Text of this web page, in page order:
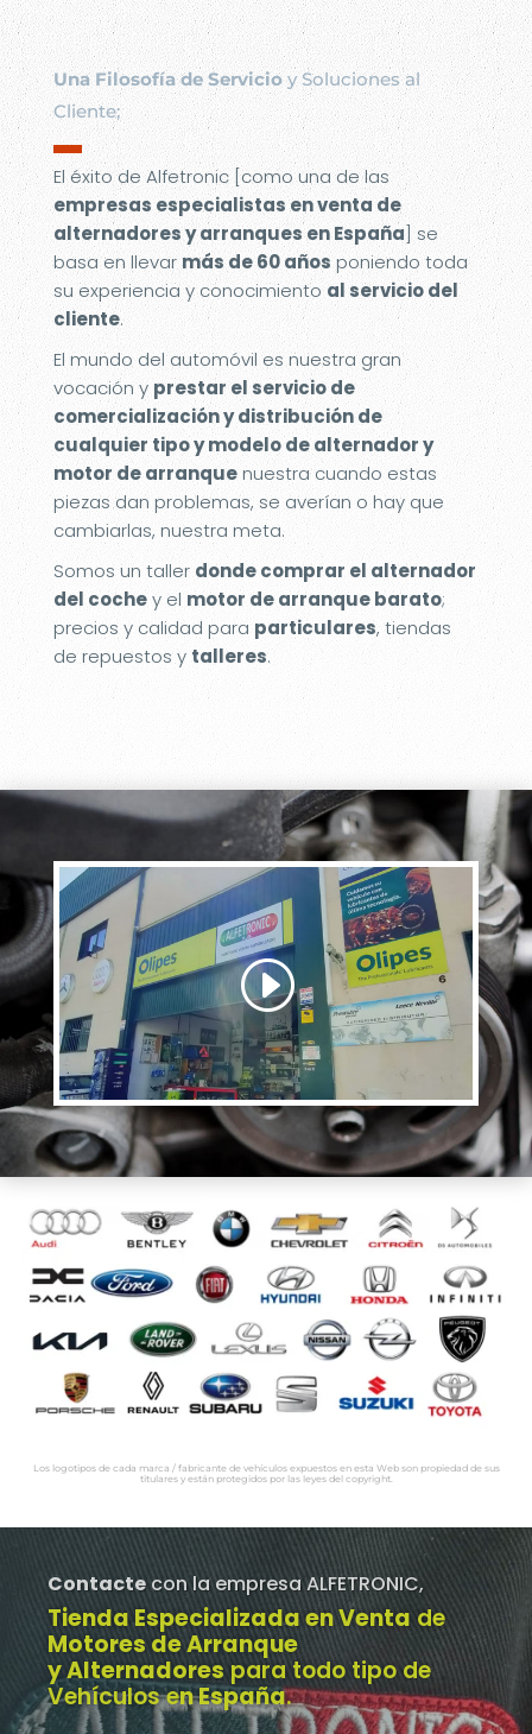
Una Filosofía de Servicioy Soluciones al
Cliente;
▬
El éxito de Alfetronic [como una de las
empresas especialistas en venta de
alternadores y arranques en España] se
basa en llevarmás de 60 añosponiendo toda
su experiencia y conocimiento al servicio del
cliente.
El mundo del automóvil es nuestra gran
vocación y prestar el servicio de
comercialización y distribución de
cualquier tipo y modelo de alternador y
motor de arranquenuestra cuando estas
piezas dan problemas, se averían o hay que
cambiarlas, nuestra meta.
Somos un taller donde comprar el alternador
del cochey el motor de arranque barato;
precios y calidad para particulares, tiendas
de repuestos y talleres.
Los logotipos de cada marca / fabricante de vehículos expuestos en esta Web son propiedad de sus
titulares y están protegidos por las leyes del copyright.
Contacte con la empresa ALFETRONIC,
Tienda Especializada en Venta de
Motores de Arranque
y Alternadores para todo tipo de
Vehículos en España.